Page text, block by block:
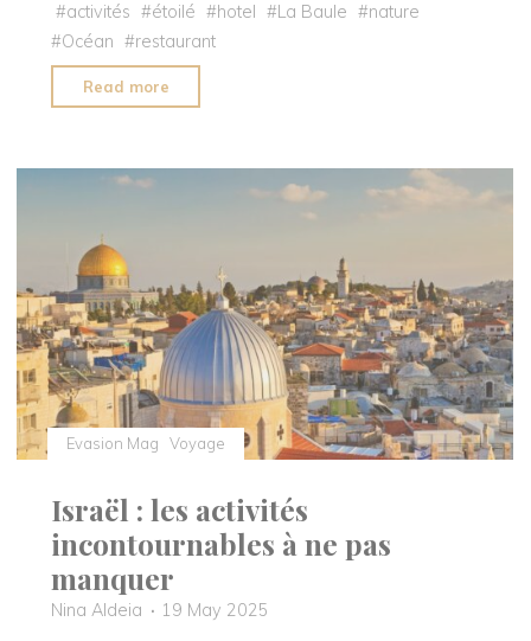
#activités #étoilé #hotel #La Baule #nature
#Océan #restaurant
Read more
Castel
Louise,
de
saveurs"
Evasion Mag Voyage
Israël : les activités
incontournables à ne pas
manquer
Nina Aldeia
19 May 2025